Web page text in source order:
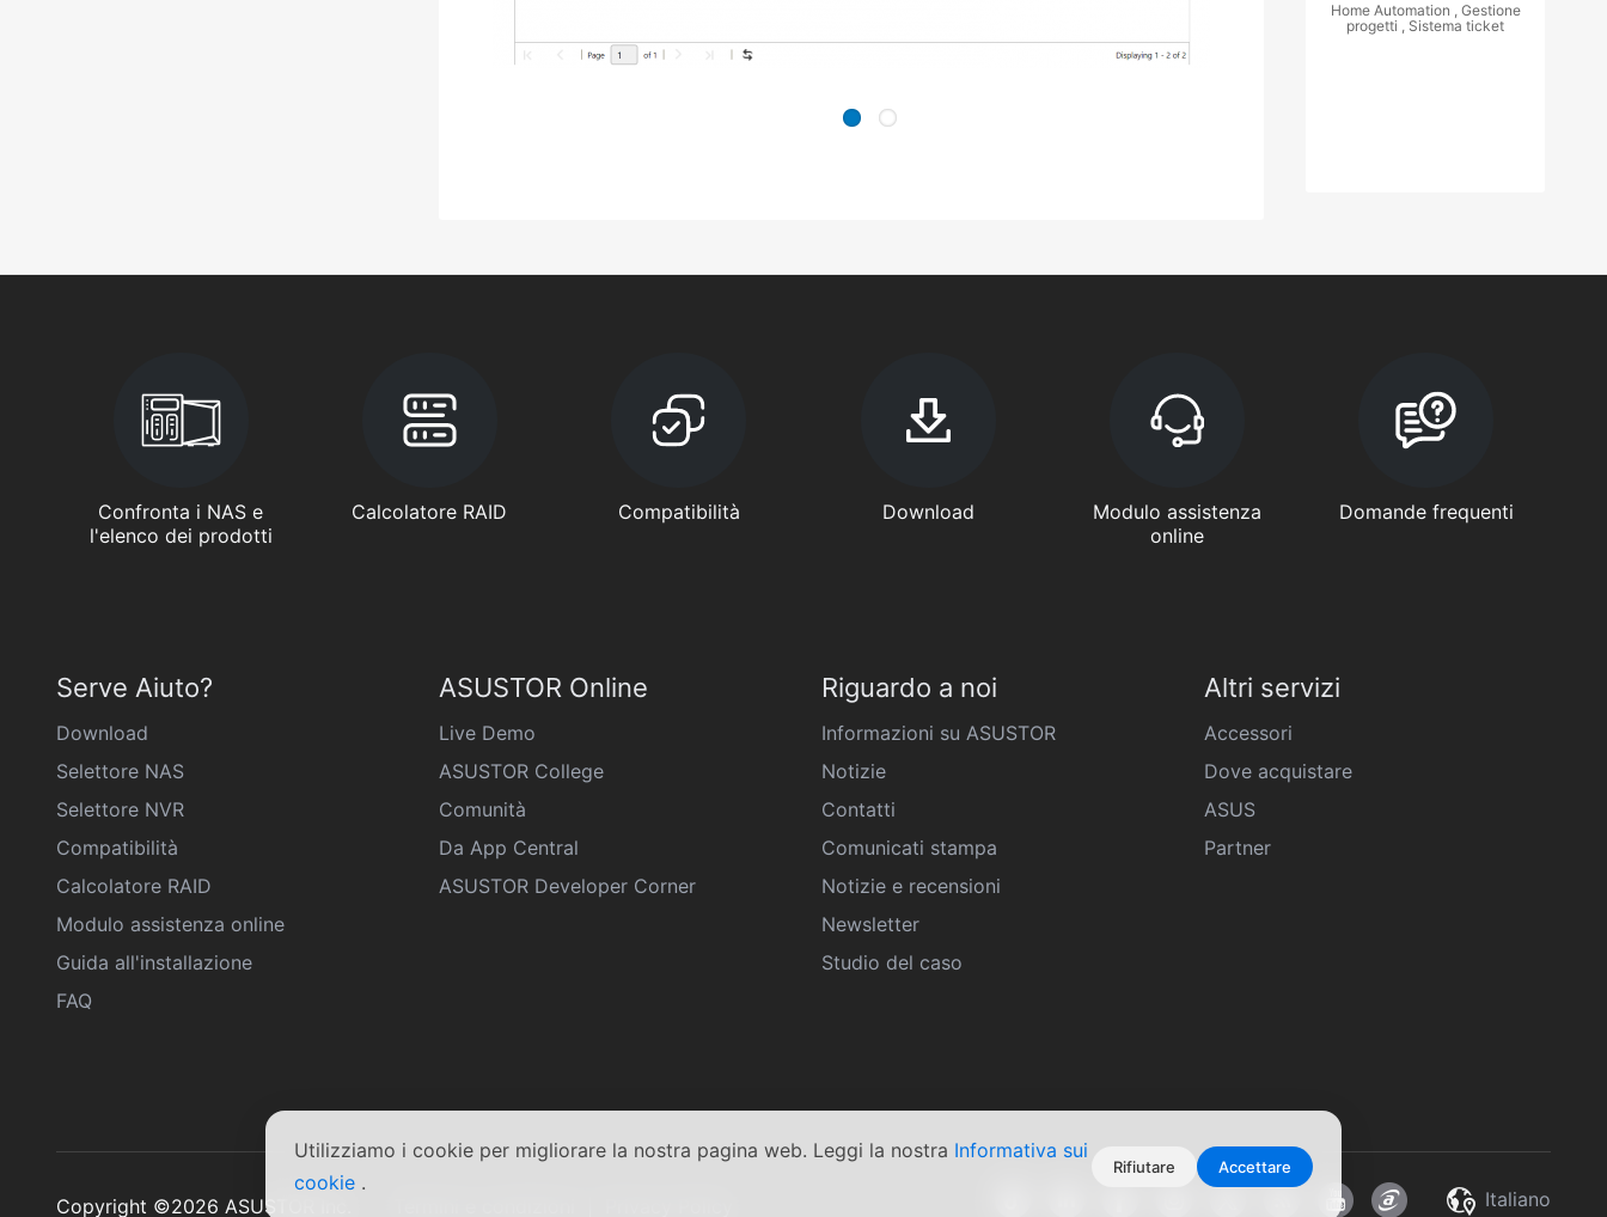
Utilizziamo i cookie per migliorare la nostra pagina web. Leggi la nostra Informativa sui
cookie .
Rifiutare Accettare
Home Automation , Gestione
progetti , Sistema ticket
Confronta i NAS e
l'elenco dei prodotti
Calcolatore RAID Compatibilità Download
Modulo assistenza
online
Domande frequenti
Serve Aiuto?
Download
Selettore NAS
Selettore NVR
Compatibilità
Calcolatore RAID
Modulo assistenza online
Guida all'installazione
FAQ
ASUSTOR Online
Live Demo
ASUSTOR College
Comunità
Da App Central
ASUSTOR Developer Corner
Riguardo a noi
Informazioni su ASUSTOR
Notizie
Contatti
Comunicati stampa
Notizie e recensioni
Newsletter
Studio del caso
Altri servizi
Accessori
Dove acquistare
ASUS
Partner
Italiano
Copyright ©2026 ASUSTOR Inc.